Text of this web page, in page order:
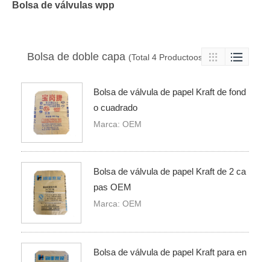
Bolsa de válvulas wpp
Bolsa de doble capa (Total 4 Productoos)  
Bolsa de válvula de papel Kraft de fond
o cuadrado
Marca: OEM
Bolsa de válvula de papel Kraft de 2 ca
pas OEM
Marca: OEM
Bolsa de válvula de papel Kraft para en